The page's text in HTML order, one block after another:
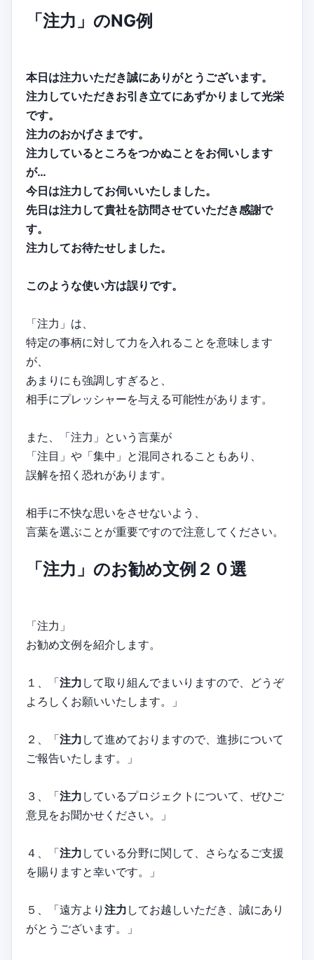
「注力」のNG例
本日は注力いただき誠にありがとうございます。
注力していただきお引き立てにあずかりまして光栄
です。
注力のおかげさまです。
注力しているところをつかぬことをお伺いします
が…
今日は注力してお伺いいたしました。
先日は注力して貴社を訪問させていただき感謝で
す。
注力してお待たせしました。
このような使い方は誤りです。
「注力」は、
特定の事柄に対して力を入れることを意味します
が、
あまりにも強調しすぎると、
相手にプレッシャーを与える可能性があります。
また、「注力」という言葉が
「注目」や「集中」と混同されることもあり、
誤解を招く恐れがあります。
相手に不快な思いをさせないよう、
言葉を選ぶことが重要ですので注意してください。
「注力」のお勧め文例２０選
「注力」
お勧め文例を紹介します。
１、「注力 して取り組んでまいりますので、どうぞ
よろしくお願いいたします。」
２、「注力 して進めておりますので、進捗について
ご報告いたします。」
３、「注力 しているプロジェクトについて、ぜひご
意見をお聞かせください。」
４、「注力 している分野に関して、さらなるご支援
を賜りますと幸いです。」
５、「遠方より 注力 してお越しいただき、誠にあり
がとうございます。」